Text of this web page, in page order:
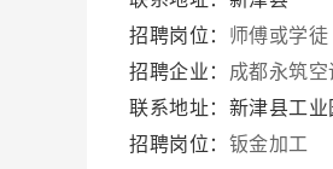
招聘岗位： 师傅或学徒
招聘企业： 成都永筑
联系地址：新津县工
招聘岗位： 钣金加工